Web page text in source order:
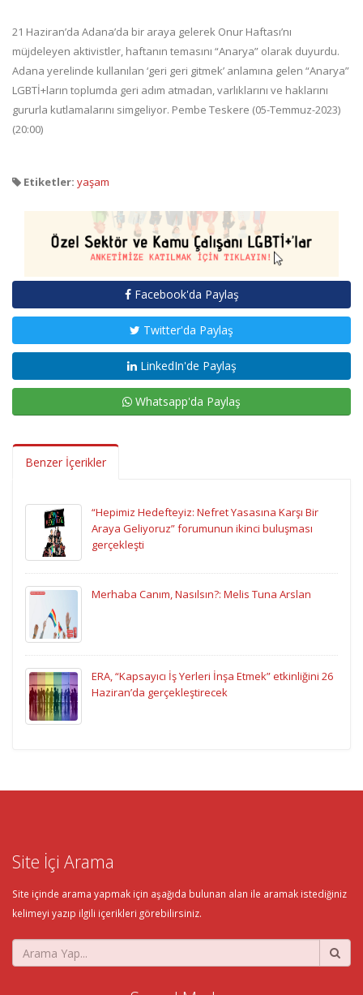
21 Haziran’da Adana’da bir araya gelerek Onur Haftası’nı
müjdeleyen aktivistler, haftanın temasını “Anarya” olarak duyurdu.
Adana yerelinde kullanılan ‘geri geri gitmek’ anlamına gelen “Anarya”
LGBTİ+ların toplumda geri adım atmadan, varlıklarını ve haklarını
gururla kutlamalarını simgeliyor. Pembe Teskere (05-Temmuz-2023)
(20:00)
Etiketler: yaşam
Facebook'da Paylaş
Twitter'da Paylaş
LinkedIn'de Paylaş
Whatsapp'da Paylaş
Benzer İçerikler
“Hepimiz Hedefteyiz: Nefret Yasasına Karşı Bir
Araya Geliyoruz” forumunun ikinci buluşması
gerçekleşti
Merhaba Canım, Nasılsın?: Melis Tuna Arslan
ERA, “Kapsayıcı İş Yerleri İnşa Etmek” etkinliğini 26
Haziran’da gerçekleştirecek
Site İçi Arama
Site içinde arama yapmak için aşağıda bulunan alan ile aramak istediğiniz
kelimeyi yazıp ilgili içerikleri görebilirsiniz.